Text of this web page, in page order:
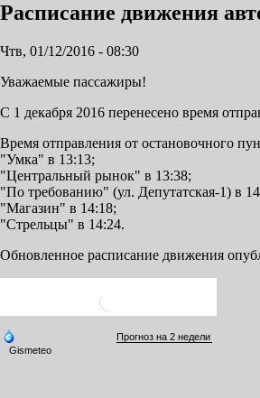
Расписание движения
Чтв, 01/12/2016 - 08:30
Уважаемые пассажиры!
С 1 декабря 2016 перенесено время
Время отправления от остановочного
"Умка" в 13:13;
"Центральный рынок" в 13:38;
"По требованию" (ул. Депутатская-1) в
"Магазин" в 14:18;
"Стрельцы" в 14:24.
Обновленное расписание движения